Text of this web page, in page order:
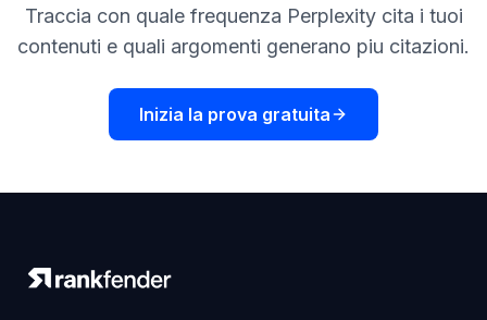
Traccia con quale frequenza Perplexity cita i tuoi
contenuti e quali argomenti generano piu citazioni.
Inizia la prova gratuita